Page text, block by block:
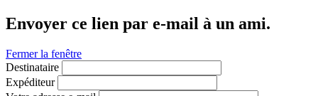
Envoyer ce lien par e-mail à un ami.
Fermer la fenêtre
Destinataire
Expéditeur